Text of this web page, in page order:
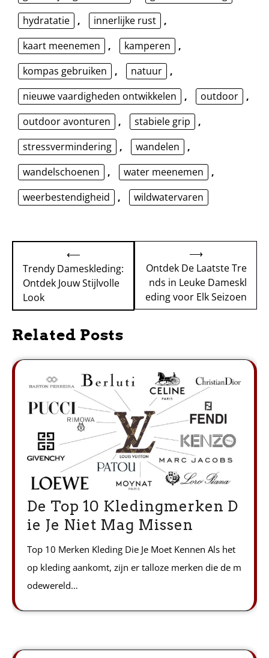
hydratatie
, innerlijke rust
,
kaart meenemen
, kamperen
,
kompas gebruiken
, natuur
,
nieuwe vaardigheden ontwikkelen
, outdoor
,
outdoor avonturen
, stabiele grip
,
stressvermindering
, wandelen
,
wandelschoenen
, water meenemen
,
weerbestendigheid
, wildwatervaren
navigatie
⟵
Trendy Dameskleding:
Ontdek Jouw Stijlvolle
Look
Ontdek De Laatste Tre
nds in Leuke Dameskl
eding voor Elk Seizoen
⟶
Related Posts
De Top 10 Kledingmerken D
ie Je Niet Mag Missen
Top 10 Merken Kleding Die Je Moet Kennen Als het
op kleding aankomt, zijn er talloze merken die de m
odewereld…